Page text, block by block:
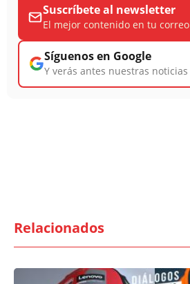
Suscríbete al newsletter
El mejor contenido en tu correo
Síguenos en Google
Y verás antes nuestras noticias
Relacionados